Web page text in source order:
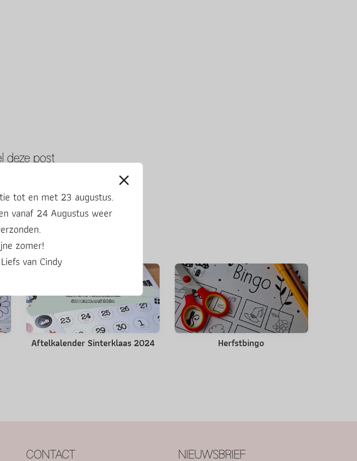
deze post
ook leuk
Aftelkalender Sinterklaas 2024 Herfstbingo
tot en met 23 augustus.
vanaf 24 Augustus weer
zomer!
van Cindy
CONTACT NIEUWSBRIEF